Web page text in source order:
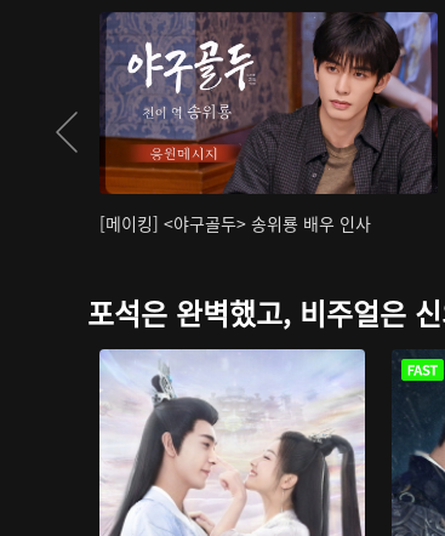
[메이킹] <야구골두> 송위룡 배우 인사
포석은 완벽했고, 비주얼은